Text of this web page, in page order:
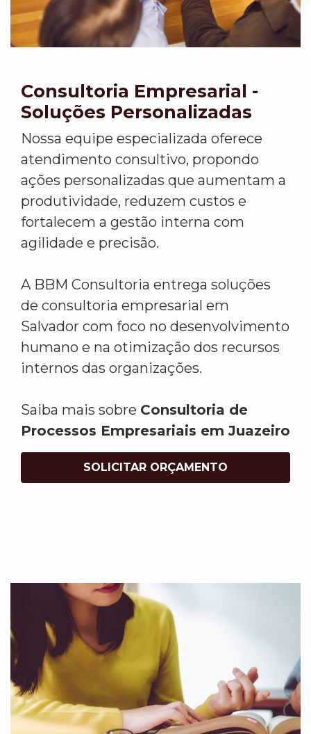
Consultoria Empresarial -
Soluções Personalizadas
Nossa equipe especializada oferece
atendimento consultivo, propondo
ações personalizadas que aumentam a
produtividade, reduzem custos e
fortalecem a gestão interna com
agilidade e precisão.
A BBM Consultoria entrega soluções
de consultoria empresarial em
Salvador com foco no desenvolvimento
humano e na otimização dos recursos
internos das organizações.
Saiba mais sobre Consultoria de
Processos Empresariais em Juazeiro
SOLICITAR ORÇAMENTO